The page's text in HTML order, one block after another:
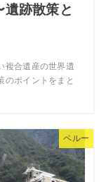
跡散策と
複合遺産の世界遺
のポイントをまと
ペルー